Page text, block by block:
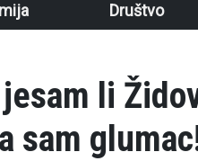
Društvo
li
sam